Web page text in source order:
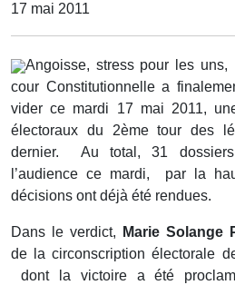
17 mai 2011
Angoisse, stress pour les
cour Constitutionnelle a
vider ce mardi 17 mai 2011,
électoraux du 2ème tour des
dernier. Au total, 31
l’audience ce mardi, par la
décisions ont déjà été rendues.
Dans le verdict, Marie Solange
de la circonscription électorale
dont la victoire a été